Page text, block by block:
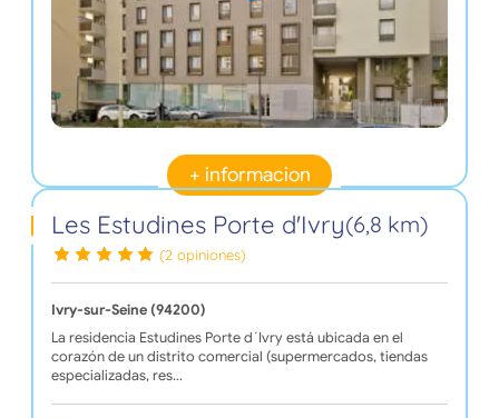
+ informacion
Les Estudines Porte d'Ivry(6,8 km)
(2 opiniones)
Ivry-sur-Seine (94200)
La residencia Estudines Porte d´Ivry está ubicada en el
corazón de un distrito comercial (supermercados, tiendas
especializadas, res…